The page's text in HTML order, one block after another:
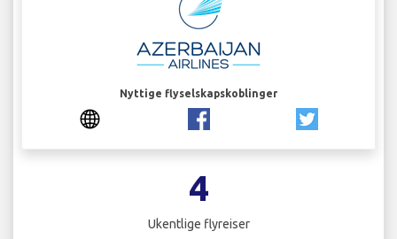
Nyttige flyselskapskoblinger
4
Ukentlige flyreiser